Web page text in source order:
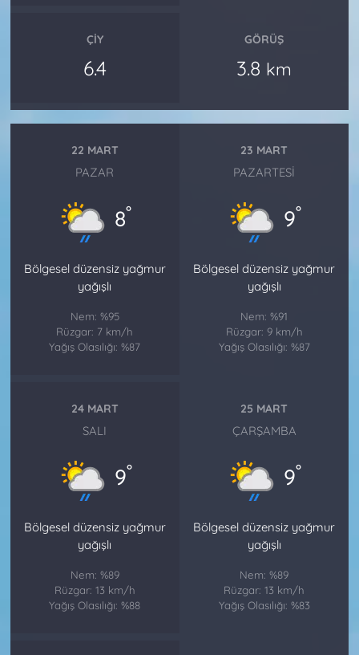
ÇIY
6.4
GÖRÜŞ
3.8 km
22 MART
PAZAR
8°
Bölgesel düzensiz yağmur
yağışlı
Nem: %95
Rüzgar: 7 km/h
Yağış Olasılığı: %87
23 MART
PAZARTESI
9°
Bölgesel düzensiz yağmur
yağışlı
Nem: %91
Rüzgar: 9 km/h
Yağış Olasılığı: %87
24 MART
SALI
9°
Bölgesel düzensiz yağmur
yağışlı
Nem: %89
Rüzgar: 13 km/h
Yağış Olasılığı: %88
25 MART
ÇARŞAMBA
9°
Bölgesel düzensiz yağmur
yağışlı
Nem: %89
Rüzgar: 13 km/h
Yağış Olasılığı: %83